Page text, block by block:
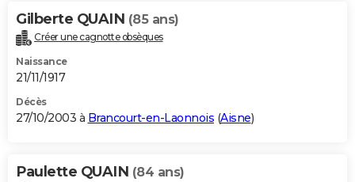
Gilberte QUAIN (85 ans)
Créer une cagnotte obsèques
Naissance
21/11/1917
Décès
27/10/2003 à Brancourt-en-Laonnois (Aisne)
Paulette QUAIN (84 ans)